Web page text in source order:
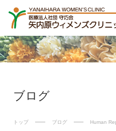
ブログ
トップ ブログ Human